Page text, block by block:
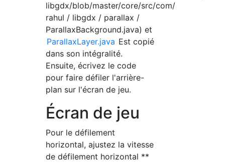
libgdx/blob/master/core/src/com/
rahul / libgdx / parallax /
ParallaxBackground.java) et
ParallaxLayer.java Est copié
dans son intégralité.
Ensuite, écrivez le code
pour faire défiler l'arrière-
plan sur l'écran de jeu.
Écran de jeu
Pour le défilement
horizontal, ajustez la vitesse
de défilement horizontal **